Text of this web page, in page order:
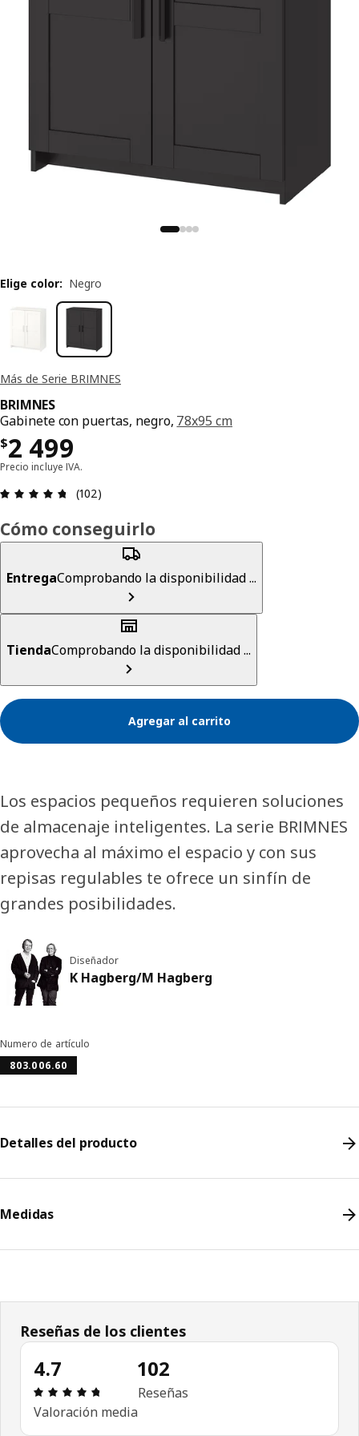
Más de Serie BRIMNES
BRIMNES
Gabinete con puertas, negro, 78x95 cm
$2 499
Precio $ 2499
Precio incluye IVA.
Revisión: 4.7 fuera de 5 estrellas. Revisiones
(102)
Elige color: Negro
Cómo conseguirlo
EntregaComprobando la disponibilidad ...
TiendaComprobando la disponibilidad ...
Agregar al carrito
Los espacios pequeños requieren soluciones
de almacenaje inteligentes. La serie BRIMNES
aprovecha al máximo el espacio y con sus
repisas regulables te ofrece un sinfín de
grandes posibilidades.
Diseñador
K Hagberg/M Hagberg
Numero de artículo
803.006.60
Detalles del producto
Medidas
Reseñas de los clientes
4.7
Revisión: 4.7 fuera de 5 estrellas. Revisiones
Valoración media
102
Reseñas